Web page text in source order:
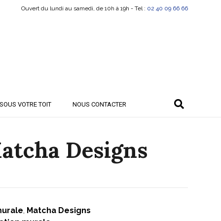
Ouvert du lundi au samedi, de 10h à 19h - Tel : 02 40 09 66 66
SOUS VOTRE TOIT NOUS CONTACTER
Designs
Matcha Designs